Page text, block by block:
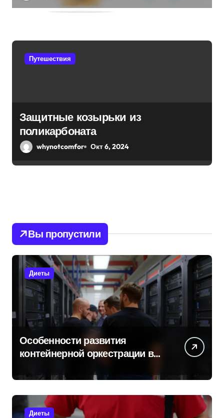
Путешествия
Защитные козырьки из
поликарбоната
whynotcomfor Окт 6, 2024
Вы пропустили
Диеты
Особенности развития
контейнерной оркестрации в
Диеты